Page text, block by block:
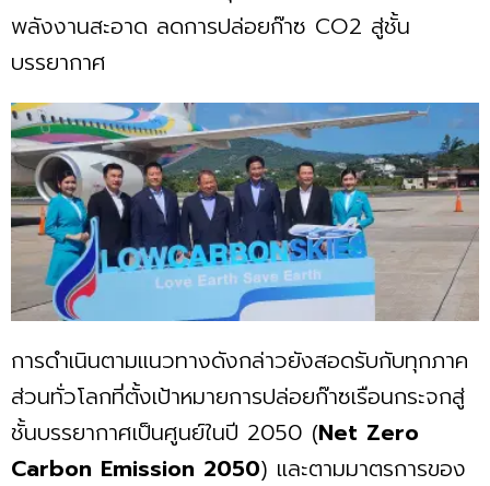
พลังงานสะอาด ลดการปล่อยก๊าซ CO2 สู่ชั้น
บรรยากาศ
การดำเนินตามแนวทางดังกล่าวยังสอดรับกับทุกภาค
ส่วนทั่วโลกที่ตั้งเป้าหมายการปล่อยก๊าซเรือนกระจกสู่
ชั้นบรรยากาศเป็นศูนย์ในปี 2050 (Net Zero
Carbon Emission 2050) และตามมาตรการของ